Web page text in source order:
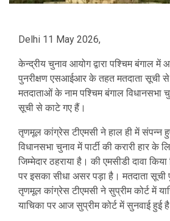
Delhi 11 May 2026,
केन्द्रीय चुनाव आयोग द्वारा पश्चिम बंगाल में
पुनरीक्षण एसआईआर के तहत मतदाता सूची
मतदाताओं के नाम पश्चिम बंगाल विधानसभा
सूची से काटे गए हैं।
तृणमूल कांग्रेस टीएमसी ने हाल ही में संपन्न
विधानसभा चुनाव में पार्टी की करारी हार
जिम्मेदार ठहराया है। की एमसीडी दावा
पर इसका सीधा असर पड़ा है। मतदाता सूची
तृणमूल कांग्रेस टीएमसी ने सुप्रीम कोर्ट में
याचिका पर आज सुप्रीम कोर्ट में सुनवाई हुई